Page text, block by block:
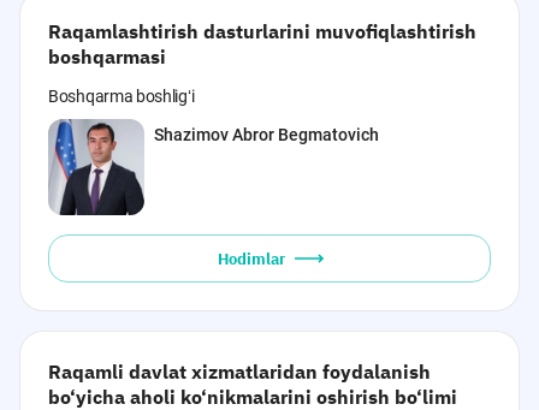
Raqamlashtirish dasturlarini muvofiqlashtirish
boshqarmasi
Boshqarma boshligʻi
Shazimov Abror Begmatovich
Hodimlar
Raqamli davlat xizmatlaridan foydalanish
bo‘yicha aholi ko‘nikmalarini oshirish bo‘limi